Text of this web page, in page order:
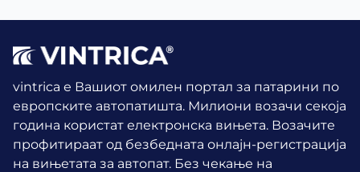
vintrica е Вашиот омилен портал за патарини по
европските автопатишта. Милиони возачи секоја
година користат електронска вињета. Возачите
профитираат од безбедната онлајн-регистрација
на вињетата за автопат. Без чекање на